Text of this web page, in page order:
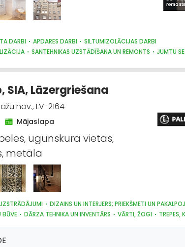
DARBI APDARES DARBI
SILTUMIZOLĀCIJAS DARBI
SANTEHNIKAS UZSTĀDĪŠANA UN REMONTS
JUMTU
KĀPNES
CEĻU UN TILTU BŪVE, UZTURĒŠANA
RAŽOŠANA
VAIRUMTIRDZNIECĪBA
SIA, Lāzergriešana
nov., LV-2164
Mājaslapa
ugunskura vietas,
metāla
DIZAINS UN INTERJERS; PRIEKŠMETI UN
BŪVE
DĀRZA TEHNIKA UN INVENTĀRS VĀRTI, ŽOGI
TREPES,
UN TRAKTORTEHNIKAS REZERVES DAĻAS